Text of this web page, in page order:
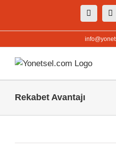
content
Facebook
X
Rekabet Avantajı